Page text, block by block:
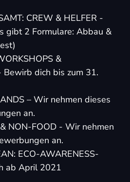
CREW & HELFER -
gibt 2 Formulare: Abbau &
&
Bewirb dich bis zum 31.
– Wir nehmen dieses
an.
NON-FOOD - Wir nehmen
an.
ECO-AWARENESS-
ab April 2021